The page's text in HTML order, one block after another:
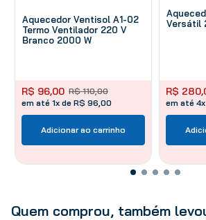
Aquecedor Ventisol A1-02
Termo Ventilador 220 V
Branco 2000 W
R$ 110,00
R$ 96,00
em até 1x de R$ 96,00
Adicionar ao carrinho
Versátil
R$ 280,
em até
Quem comprou, também